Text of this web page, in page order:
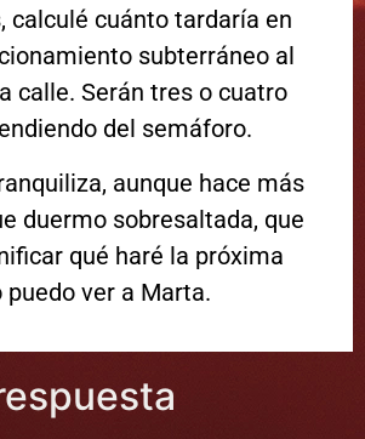
calculé cuánto tardaría en
subterráneo al
calle. Serán tres o cuatro
del semáforo.
aunque hace más
duermo sobresaltada, que
qué haré la próxima
puedo ver a Marta.